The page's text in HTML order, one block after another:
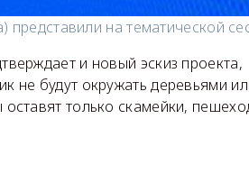
на тематической
и новый эскиз проекта,
не будут окружать деревьями
только скамейки,